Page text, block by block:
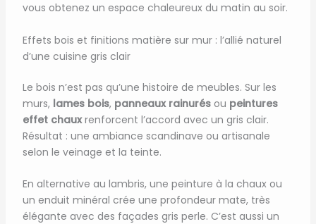
vous obtenez un espace chaleureux du matin au soir.
Effets bois et finitions matière sur mur : l’allié naturel
d’une cuisine gris clair
Le bois n’est pas qu’une histoire de meubles. Sur les
murs, lames bois, panneaux rainurésou peintures
effet chauxrenforcent l’accord avec un gris clair.
Résultat : une ambiance scandinave ou artisanale
selon le veinage et la teinte.
En alternative au lambris, une peinture à la chaux ou
un enduit minéral crée une profondeur mate, très
élégante avec des façades gris perle. C’est aussi un